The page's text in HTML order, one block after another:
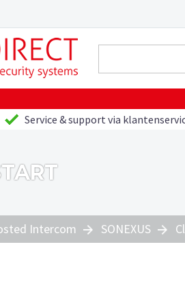
Service & support via
Intercom SONEXUS